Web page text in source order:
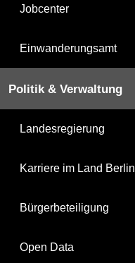
Jobcenter
Einwanderungsamt
Politik & Verwaltung
Landesregierung
Karriere im Land Berlin
Bürgerbeteiligung
Open Data